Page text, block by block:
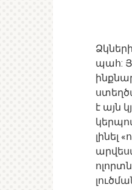
պահ:
է այն
լինել